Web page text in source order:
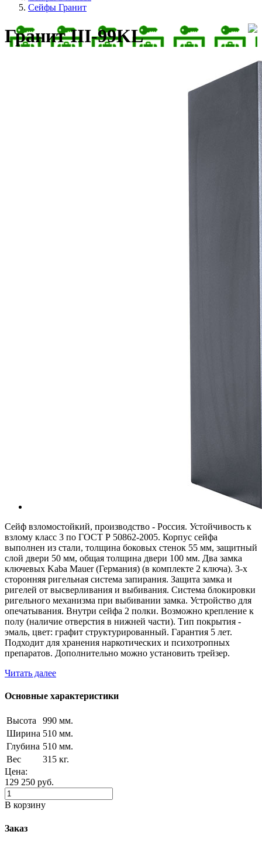
Сейфы Гранит
Гранит III-99KL
Сейф взломостойкий, производство - Россия. Устойчивость к
взлому класс 3 по ГОСТ Р 50862-2005. Корпус сейфа
выполнен из стали, толщина боковых стенок 55 мм, защитный
слой двери 50 мм, общая толщина двери 100 мм. Два замка
ключевых Kaba Mauer (Германия) (в комплекте 2 ключа). 3-х
сторонняя ригельная система запирания. Защита замка и
ригелей от высверливания и выбивания. Система блокировки
ригельного механизма при выбивании замка. Устройство для
опечатывания. Внутри сейфа 2 полки. Возможно крепление к
полу (наличие отверстия в нижней части). Тип покрытия -
эмаль, цвет: графит структурированный. Гарантия 5 лет.
Подходит для хранения наркотических и психотропных
препаратов. Дополнительно можно установить трейзер.
Читать далее
Основные характеристики
Высота
990 мм.
Ширина 510 мм.
Глубина 510 мм.
Вес
315 кг.
Цена:
129 250 руб.
В корзину
Заказ